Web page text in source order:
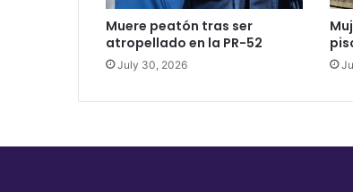
Muere peatón tras ser
atropellado en la PR-52
July 30, 2026